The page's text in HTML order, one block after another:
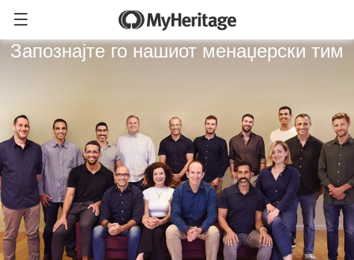
Запознајте го нашиот менаџерски тим